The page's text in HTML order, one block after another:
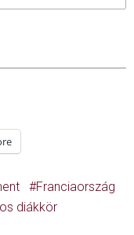
Franciaország
diákkör